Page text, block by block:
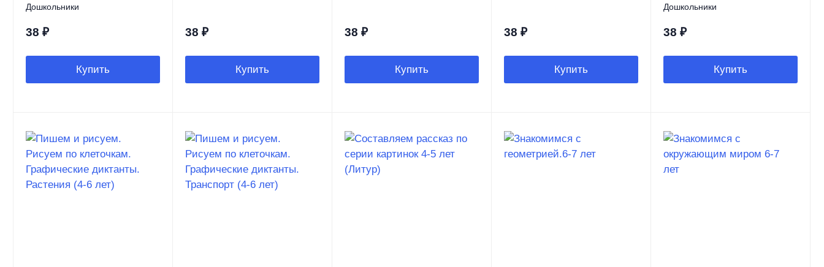
Дошкольники
38 ₽
Купить
38 ₽
Купить
38 ₽
Купить
38 ₽
Купить
Дошкольники
38 ₽
Купить